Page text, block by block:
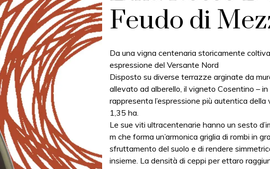
Feudo di
Da una vigna centenaria storicamente
espressione del Versante Nord
Disposto su diverse terrazze arginate da
allevato ad alberello, il vigneto Cosentino –
rappresenta l’espressione più autentica
1,35 ha.
Le sue viti ultracentenarie hanno un sesto
m che forma un’armonica griglia di rombi in
sfruttamento del suolo e di rendere
insieme. La densità di ceppi per ettaro